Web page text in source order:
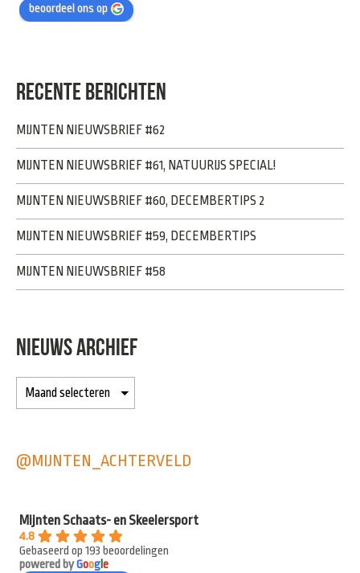
beoordeel ons op
RECENTE BERICHTEN
MIJNTEN NIEUWSBRIEF #62
MIJNTEN NIEUWSBRIEF #61, NATUURIJS SPECIAL!
MIJNTEN NIEUWSBRIEF #60, DECEMBERTIPS 2
MIJNTEN NIEUWSBRIEF #59, DECEMBERTIPS
MIJNTEN NIEUWSBRIEF #58
NIEUWS ARCHIEF
@MIJNTEN_ACHTERVELD
Mijnten Schaats- en Skeelersport
4.8
Gebaseerd op 193 beoordelingen
powered byGoogle